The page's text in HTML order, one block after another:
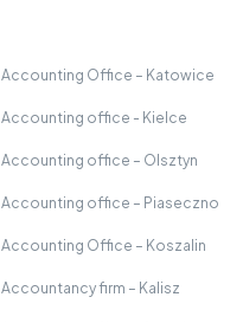
Accounting Office – Katowice
Accounting office - Kielce
Accounting office – Olsztyn
Accounting office – Piaseczno
Accounting Office – Koszalin
Accountancy firm – Kalisz